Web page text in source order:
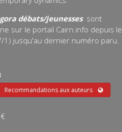
débats/jeunesses sont
sur le portail Cairn.info depuis le
1) jusqu'au dernier numéro paru.
Recommandations aux auteurs